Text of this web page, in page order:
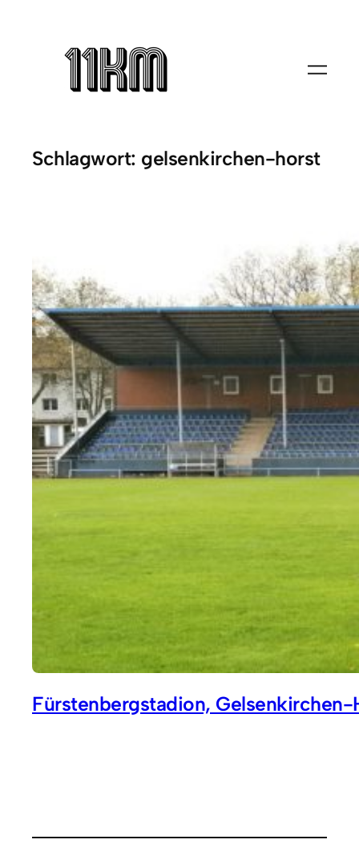
Schlagwort: gelsenkirchen-horst
Fürstenbergstadion, Gelsenkirchen-